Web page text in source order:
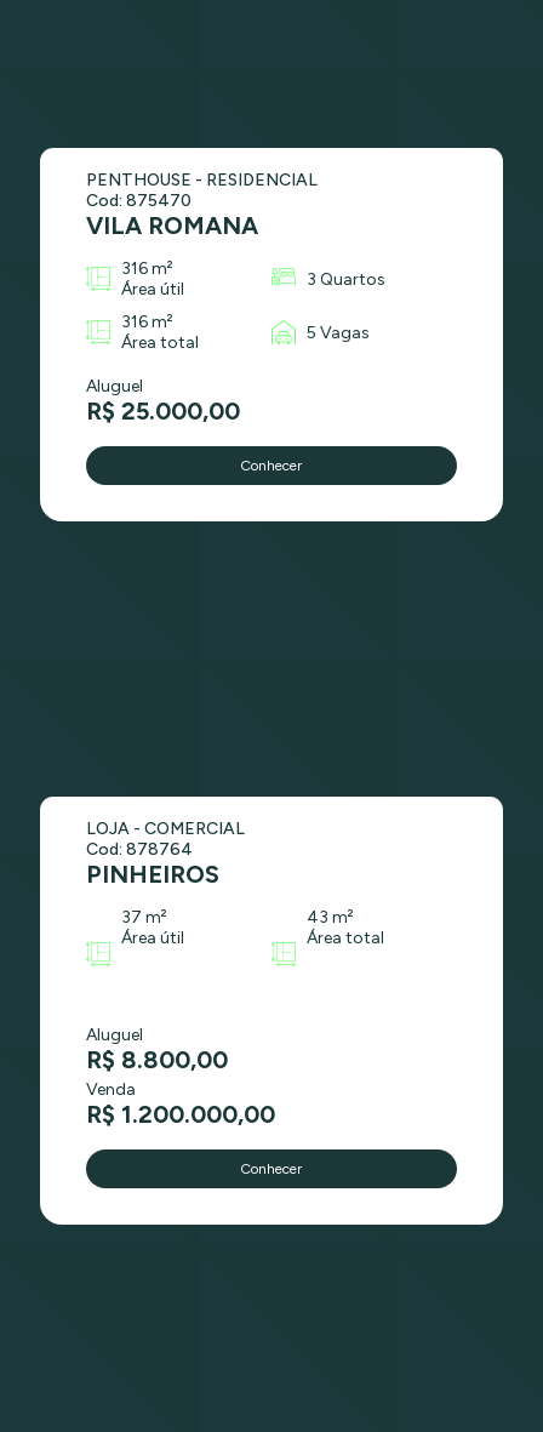
PENTHOUSE - RESIDENCIAL
Cod: 875470
VILA ROMANA
316 m²
Área útil
3 Quartos
316 m²
Área total
5 Vagas
Aluguel
R$ 25.000,00
Conhecer
LOJA - COMERCIAL
Cod: 878764
PINHEIROS
37 m²
Área útil
43 m²
Área total
Aluguel
R$ 8.800,00
Venda
R$ 1.200.000,00
Conhecer